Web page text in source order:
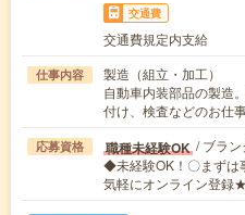
交通費
交通費規定内支給
仕事内容
製造（組立・加工）
自動車内装部品の製造
付け、検査などのお仕
応募資格 職種未経験OK / ブラ
◆未経験OK！〇まずは
気軽にオンライン登録